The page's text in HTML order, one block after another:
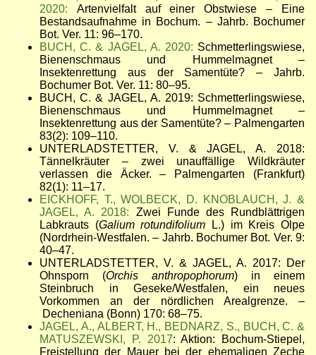
2020: Artenvielfalt auf einer Obstwiese – Eine
Bestandsaufnahme in Bochum. –Jahrb. Bochumer
Bot. Ver. 11: 96–170.
BUCH, C. & JAGEL, A. 2020: Schmetterlingswiese,
Bienenschmaus und Hummelmagnet –
Insektenrettung aus der Samentüte?– Jahrb.
Bochumer Bot. Ver. 11: 80–95.
BUCH, C. & JAGEL, A. 2019: Schmetterlingswiese,
Bienenschmaus und Hummelmagnet –
Insektenrettung aus der Samentüte? – Palmengarten
83(2): 109–110.
UNTERLADSTETTER, V. & JAGEL, A. 2018:
Tännelkräuter –zwei unauffällige Wildkräuter
verlassen die Äcker.– Palmengarten (Frankfurt)
82(1): 11–17.
EICKHOFF, T., WOLBECK, D. KNOBLAUCH, J. &
JAGEL, A. 2018: Zwei Funde des Rundblättrigen
Labkrauts (Galium rotundifolium
L.) im Kreis Olpe
(Nordrhein-Westfalen.– Jahrb. Bochumer Bot. Ver. 9:
40–47.
UNTERLADSTETTER, V. & JAGEL, A. 2017: Der
Ohnsporn (Orchis anthropophorum) in einem
Steinbruch in Geseke/Westfalen, ein neues
Vorkommen an der nördlichen Arealgrenze. –
Decheniana (Bonn) 170: 68–75.
JAGEL, A., ALBERT, H., BEDNARZ, S., BUCH, C. &
MATUSZEWSKI, P. 2017: Aktion: Bochum-Stiepel,
Freistellung der Mauer bei der ehemaligen Zeche